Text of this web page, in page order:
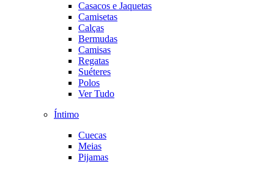
Casacos e Jaquetas
Camisetas
Calças
Bermudas
Camisas
Regatas
Suéteres
Polos
Ver Tudo
Íntimo
Cuecas
Meias
Pijamas